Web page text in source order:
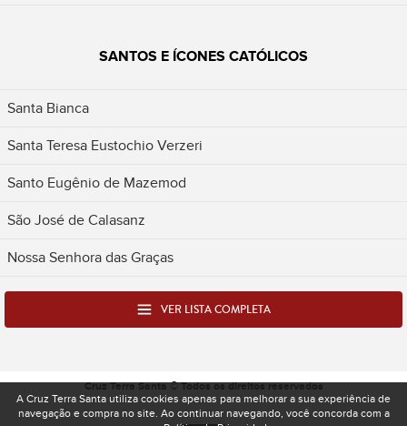
SANTOS E ÍCONES CATÓLICOS
Santa Bianca
Santa Teresa Eustochio Verzeri
Santo Eugênio de Mazemod
São José de Calasanz
Nossa Senhora das Graças
VER LISTA COMPLETA
Cruz Terra Santa © Todos os direitos reservados
A Cruz Terra Santa utiliza cookies apenas para melhorar a sua experiência de
navegação e compra no site. Ao continuar navegando, você concorda com a